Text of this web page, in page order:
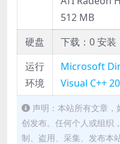
512 MB
硬盘
下载：0 安装
运行
环境
Microsoft
Visual C++
声明：本站所有文章
创发布。任何个人或组织
制、盗用、采集、发布本